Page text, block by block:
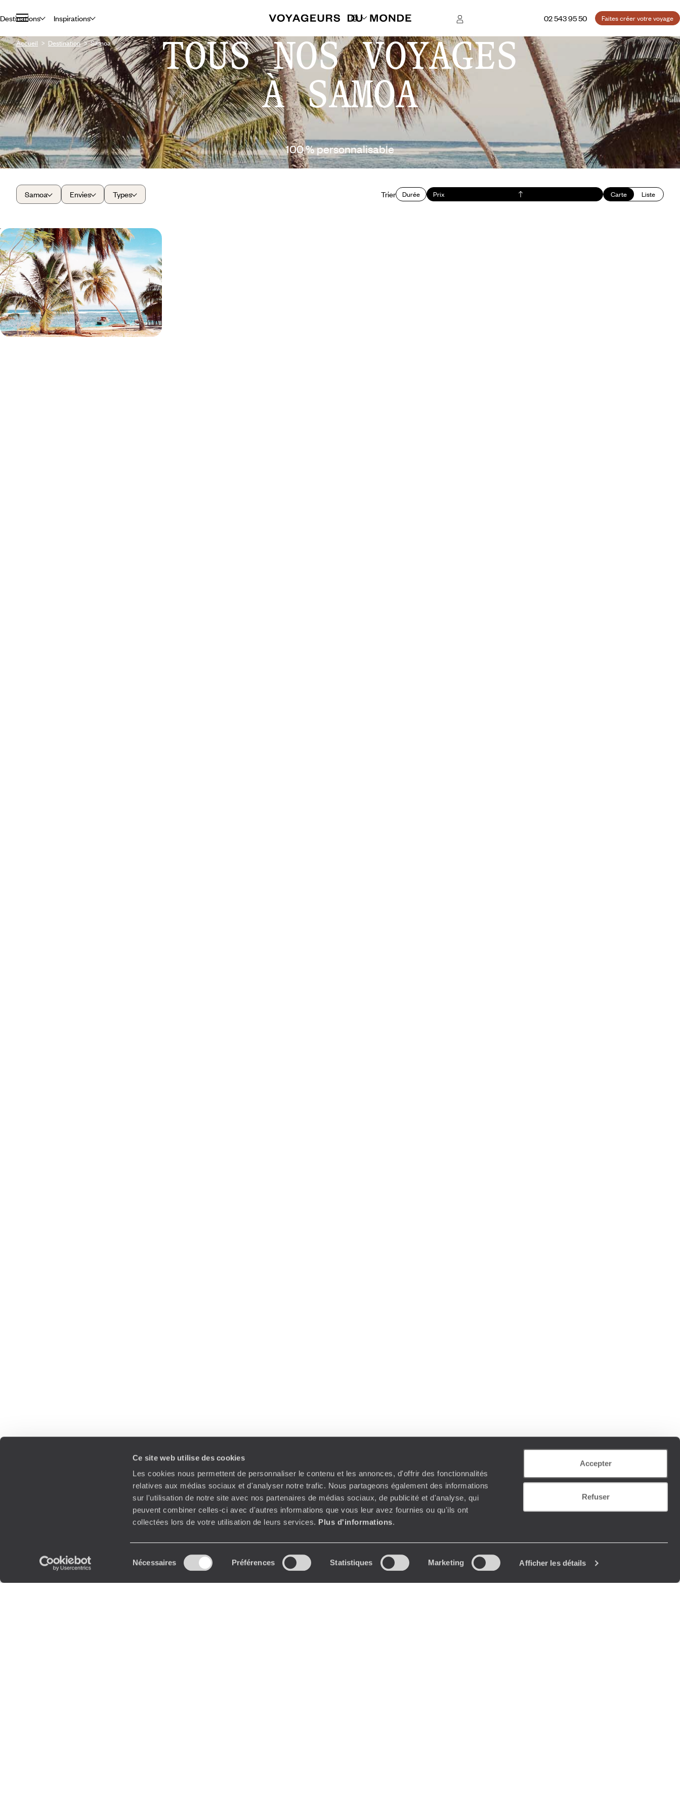
Ce site web utilise des cookies
Les cookies nous permettent de personnaliser le contenu et les annonces, d'offrir des fonctionnalités
relatives aux médias sociaux et d'analyser notre trafic. Nous partageons également des informations
sur l'utilisation de notre site avec nos partenaires de médias sociaux, de publicité et d'analyse, qui
peuvent combiner celles-ci avec d'autres informations que vous leur avez fournies ou qu'ils ont
collectées lors de votre utilisation de leurs services. Plus d'informations.
du
Nécessaires Préférences Statistiques Marketing Afficher les détails
Accepter
Refuser
Destinations Inspirations 02 543 95 50 Faites créer votre voyage
Accueil Destination Samoa
TOUS NOS VOYAGES
À SAMOA
100 % personnalisable
Samoa Envies Types Trier Durée Prix Carte Liste
De la Nouvelle-Zélande aux Samoa -
Perles du Pacifique
Sillonner le pays Kiwi à la rencontre d’une nature
hors normes avant de s'immerger dans les récifs
samoans : un autre regard sur le Pacifique
21 jours, de 6400 à 8000 €